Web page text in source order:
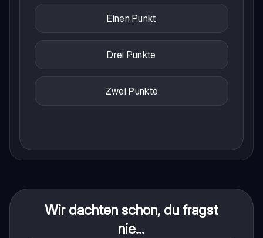
Einen Punkt
Drei Punkte
Zwei Punkte
Wir dachten schon, du fragst
nie...